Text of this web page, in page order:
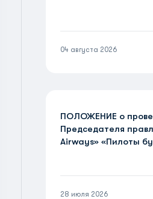
04 августа 2026
ПОЛОЖЕНИЕ о
Председателя
Airways» «Пилоты
28 июля 2026